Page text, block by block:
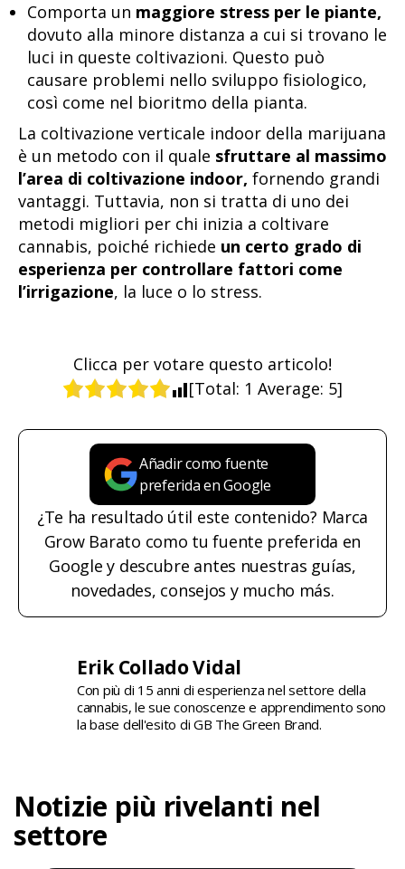
Comporta un maggiore stress per le piante,
dovuto alla minore distanza a cui si trovano le
luci in queste coltivazioni. Questo può
causare problemi nello sviluppo fisiologico,
così come nel bioritmo della pianta.
La coltivazione verticale indoor della marijuana
è un metodo con il quale sfruttare al massimo
l’area di coltivazione indoor, fornendo grandi
vantaggi. Tuttavia, non si tratta di uno dei
metodi migliori per chi inizia a coltivare
cannabis, poiché richiede un certo grado di
esperienza per controllare fattori come
l’irrigazione, la luce o lo stress.
Clicca per votare questo articolo!
[Total: 1 Average: 5]
Añadir como fuente
preferida en Google
¿Te ha resultado útil este contenido? Marca
Grow Barato como tu fuente preferida en
Google y descubre antes nuestras guías,
novedades, consejos y mucho más.
Erik Collado Vidal
Con più di 15 anni di esperienza nel settore della
cannabis, le sue conoscenze e apprendimento sono
la base dell'esito di GB The Green Brand.
Notizie più rivelanti nel
settore